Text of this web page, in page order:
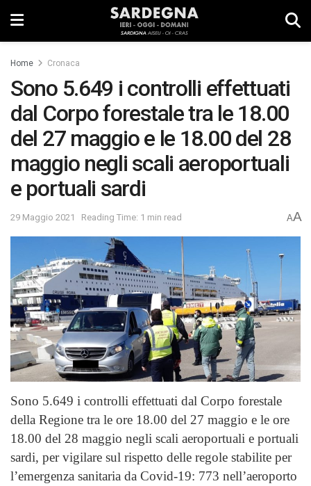
Home Cronaca
Sono 5.649 i controlli effettuati
dal Corpo forestale tra le 18.00
del 27 maggio e le 18.00 del 28
maggio negli scali aeroportuali
e portuali sardi
29 Maggio 2021 Reading Time: 1 min read AA
Sono 5.649 i controlli effettuati dal Corpo forestale
della Regione tra le ore 18.00 del 27 maggio e le ore
18.00 del 28 maggio negli scali aeroportuali e portuali
sardi, per vigilare sul rispetto delle regole stabilite per
l’emergenza sanitaria da Covid-19: 773 nell’aeroporto